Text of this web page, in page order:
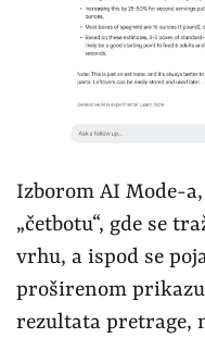
Izborom AI Mode-
„četbotu“, gde se
vrhu, a ispod se
proširenom
rezultata pretrage,